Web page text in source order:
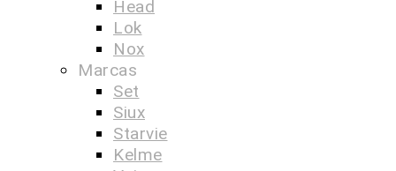
Head
Lok
Nox
Marcas
Set
Siux
Starvie
Kelme